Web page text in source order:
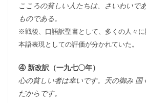
こころの貧しい人たちは、さいわいで
ものである。
※戦後、口語訳聖書として、多くの人々
本語表現としての評価が分かれていた。
④ 新改訳（一九七〇年）
心の貧しい者は幸いです。天の御み 国
だからです。